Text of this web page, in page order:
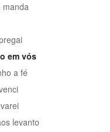
manda
em vós
a fé
levanto